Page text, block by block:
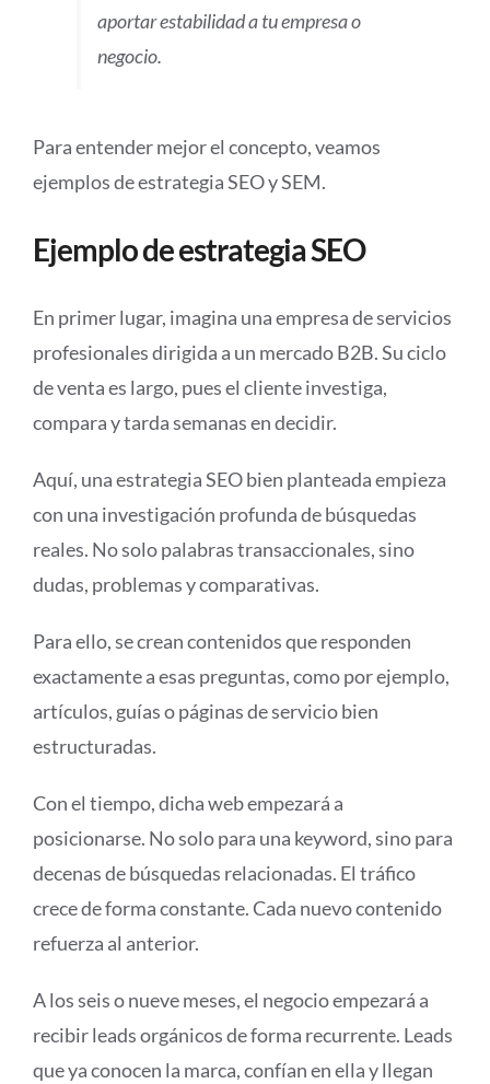
aportar estabilidad a tu empresa o
negocio.
Para entender mejor el concepto, veamos
ejemplos de estrategia SEO y SEM.
Ejemplo de estrategia SEO
En primer lugar, imagina una empresa de servicios
profesionales dirigida a un mercado B2B. Su ciclo
de venta es largo, pues el cliente investiga,
compara y tarda semanas en decidir.
Aquí, una estrategia SEO bien planteada empieza
con una investigación profunda de búsquedas
reales. No solo palabras transaccionales, sino
dudas, problemas y comparativas.
Para ello, se crean contenidos que responden
exactamente a esas preguntas, como por ejemplo,
artículos, guías o páginas de servicio bien
estructuradas.
Con el tiempo, dicha web empezará a
posicionarse. No solo para una keyword, sino para
decenas de búsquedas relacionadas. El tráfico
crece de forma constante. Cada nuevo contenido
refuerza al anterior.
A los seis o nueve meses, el negocio empezará a
recibir leads orgánicos de forma recurrente. Leads
que ya conocen la marca, confían en ella y llegan